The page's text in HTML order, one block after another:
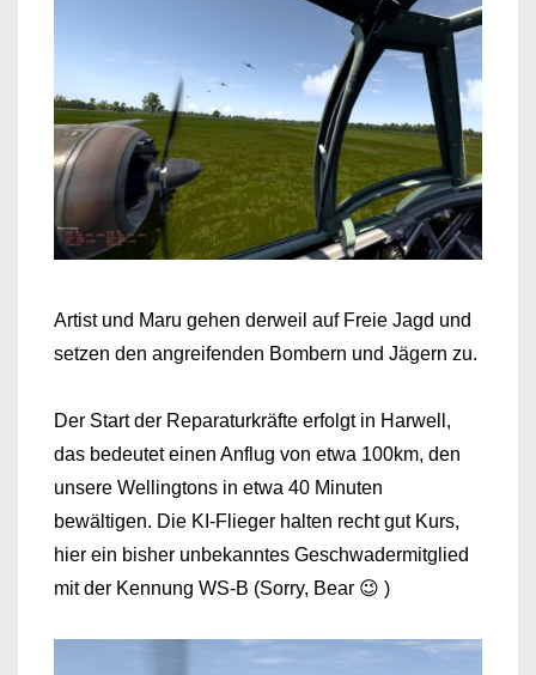
Artist und Maru gehen derweil auf Freie Jagd und
setzen den angreifenden Bombern und Jägern zu.
Der Start der Reparaturkräfte erfolgt in Harwell,
das bedeutet einen Anflug von etwa 100km, den
unsere Wellingtons in etwa 40 Minuten
bewältigen. Die KI-Flieger halten recht gut Kurs,
hier ein bisher unbekanntes Geschwadermitglied
mit der Kennung WS-B (Sorry, Bear 😉 )